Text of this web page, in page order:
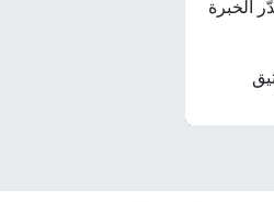
الخبرة